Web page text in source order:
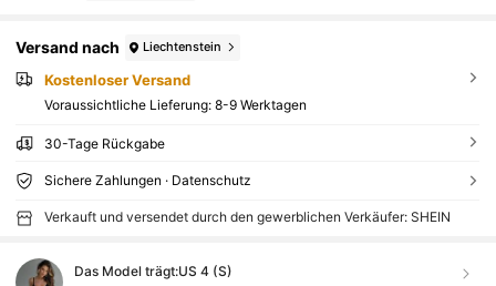
Versand nach Liechtenstein
Kostenloser Versand
Voraussichtliche Lieferung: 8-9 Werktagen
30-Tage Rückgabe
Sichere Zahlungen · Datenschutz
Verkauft und versendet durch den gewerblichen Verkäufer: SHEIN
Das Model trägt:US 4 (S)